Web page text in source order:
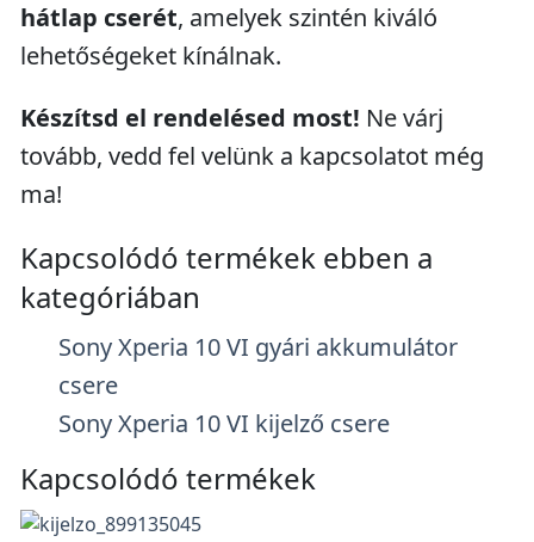
hátlap cserét, amelyek szintén kiváló
lehetőségeket kínálnak.
Készítsd el rendelésed most! Ne várj
tovább, vedd fel velünk a kapcsolatot még
ma!
Kapcsolódó termékek ebben a
kategóriában
Sony Xperia 10 VI gyári akkumulátor
csere
Sony Xperia 10 VI kijelző csere
Kapcsolódó termékek